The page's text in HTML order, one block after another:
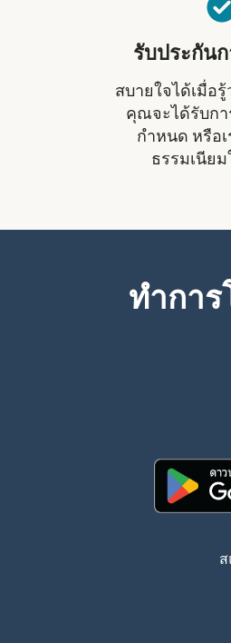
รับประกัน
สบายใจได้เมื่อรู้
คุณจะได้รับกา
กำหนด หรือ
ธรรมเนีย
ทำการ